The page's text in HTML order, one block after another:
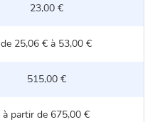
23,00 €
de 25,06 € à 53,00 €
515,00 €
à partir de 675,00 €